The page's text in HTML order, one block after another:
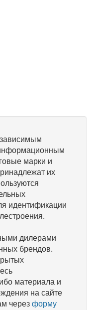
марки и
их
идентификации
дилерами
брендов.
материала и
на сайте
черезформу